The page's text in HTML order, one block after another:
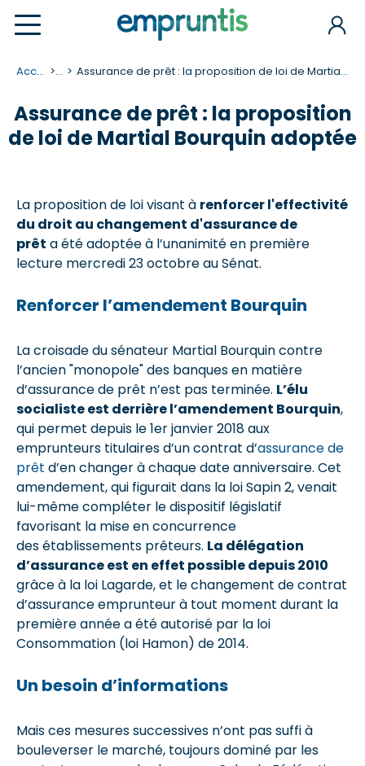
Accueil ... Assurance de prêt : la proposition de loi de Martial Bourquin adoptée
Assurance de prêt : la proposition
de loi de Martial Bourquin adoptée
La proposition de loi visant à renforcer l'effectivité
du droit au changement d'assurance de
prêt a été adoptée à l’unanimité en première
lecture mercredi 23 octobre au Sénat.
Renforcer l’amendement Bourquin
La croisade du sénateur Martial Bourquin contre
l’ancien "monopole" des banques en matière
d’assurance de prêt n’est pas terminée. L’élu
socialiste est derrière l’amendement Bourquin,
qui permet depuis le 1er janvier 2018 aux
emprunteurs titulaires d’un contrat d’assurance de
prêt d’en changer à chaque date anniversaire. Cet
amendement, qui figurait dans la loi Sapin 2, venait
lui-même compléter le dispositif législatif
favorisant la mise en concurrence
des établissements prêteurs. La délégation
d’assurance est en effet possible depuis 2010
grâce à la loi Lagarde, et le changement de contrat
d’assurance emprunteur à tout moment durant la
première année a été autorisé par la loi
Consommation (loi Hamon) de 2014.
Un besoin d’informations
Mais ces mesures successives n’ont pas suffi à
bouleverser le marché, toujours dominé par les